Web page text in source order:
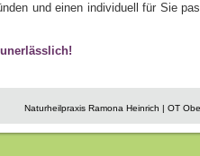
und einen individuell für Sie
Naturheilpraxis Ramona Heinrich | OT